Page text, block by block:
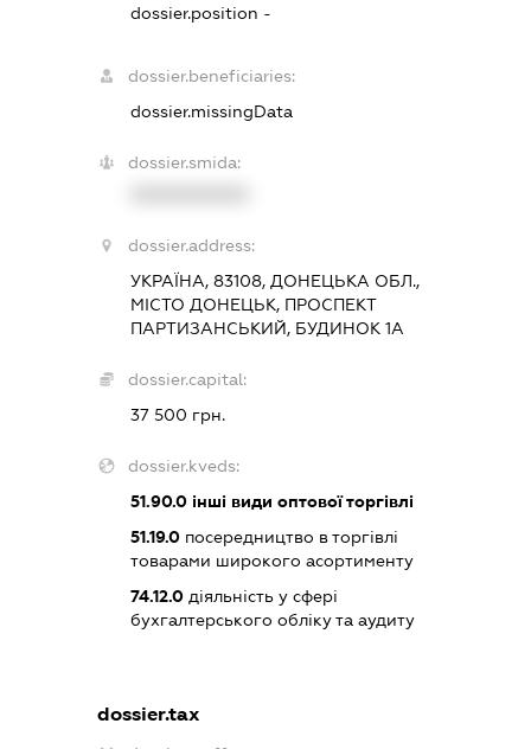
dossier.position -
dossier.beneficiaries:
dossier.missingData
dossier.smida:
dossier.address:
УКРАЇНА, 83108, ДОНЕЦЬКА ОБЛ.,
МІСТО ДОНЕЦЬК, ПРОСПЕКТ
ПАРТИЗАНСЬКИЙ, БУДИНОК 1А
dossier.capital:
37 500 грн.
dossier.kveds:
51.90.0інші види оптової торгівлі
51.19.0посередництво в торгівлі
товарами широкого асортименту
74.12.0діяльність у сфері
бухгалтерського обліку та аудиту
dossier.tax